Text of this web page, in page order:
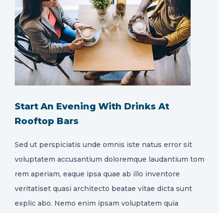
Start An Evening With Drinks At
Rooftop Bars
Sed ut perspiciatis unde omnis iste natus error sit
voluptatem accusantium doloremque laudantium tom
rem aperiam, eaque ipsa quae ab illo inventore
veritatiset quasi architecto beatae vitae dicta sunt
explic abo. Nemo enim ipsam voluptatem quia